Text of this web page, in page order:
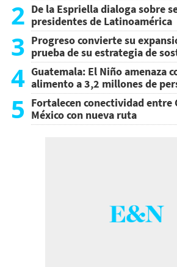
2 De la Espriella dialoga sobre
presidentes de Latinoamérica
3 Progreso convierte su
prueba de su estrategia de
4 Guatemala: El Niño amenaza
alimento a 3,2 millones de
5 Fortalecen conectividad entre
México con nueva ruta